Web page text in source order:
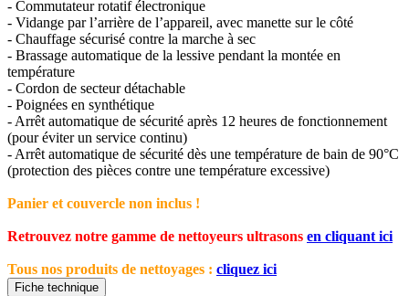
- Commutateur rotatif électronique
- Vidange par l’arrière de l’appareil, avec manette sur le côté
- Chauffage sécurisé contre la marche à sec
- Brassage automatique de la lessive pendant la montée en
température
- Cordon de secteur détachable
- Poignées en synthétique
- Arrêt automatique de sécurité après 12 heures de fonctionnement
(pour éviter un service continu)
- Arrêt automatique de sécurité dès une température de bain de 90°C
(protection des pièces contre une température excessive)
Panier et couvercle non inclus !
Retrouvez notre gamme de nettoyeurs ultrasons en cliquant ici
Tous nos produits de nettoyages : cliquez ici
Fiche technique